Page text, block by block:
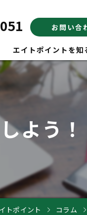
お問い合
エイトポイントを知
正社員
未経験
ドライバー
よう！
トポイント コラム